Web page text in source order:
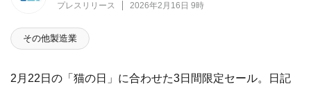
プレスリリース 2026年2月16日 9時
その他製造業
2月22日の「猫の日」に合わせた3日間限定セール。日記